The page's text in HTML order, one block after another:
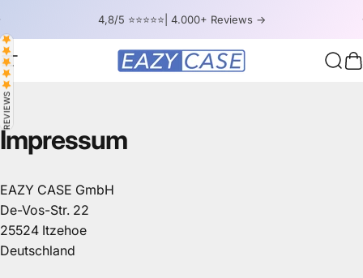
4,8/5 ⭐⭐⭐⭐⭐| 4.000+ Reviews ->
Site navigation EAZY CASE
REVIEWS
Impressum
EAZY CASE GmbH
De-Vos-Str. 22
25524 Itzehoe
Deutschland